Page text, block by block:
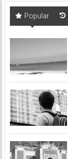
Popular